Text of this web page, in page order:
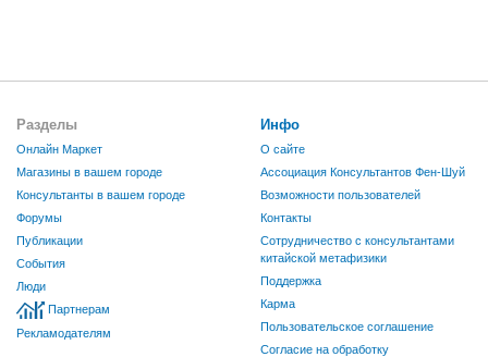
Разделы
Онлайн Маркет
Магазины в вашем городе
Консультанты в вашем городе
Форумы
Публикации
События
Люди
Партнерам
Рекламодателям
Инфо
О сайте
Ассоциация Консультантов Фен-Шуй
Возможности пользователей
Контакты
Сотрудничество с консультантами
китайской метафизики
Поддержка
Карма
Пользовательское соглашение
Согласие на обработку